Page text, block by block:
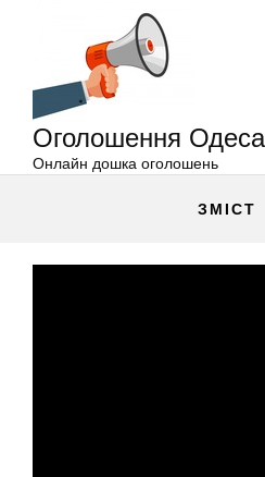
Оголошення Одеса
Онлайн дошка оголошень
ЗМІСТ